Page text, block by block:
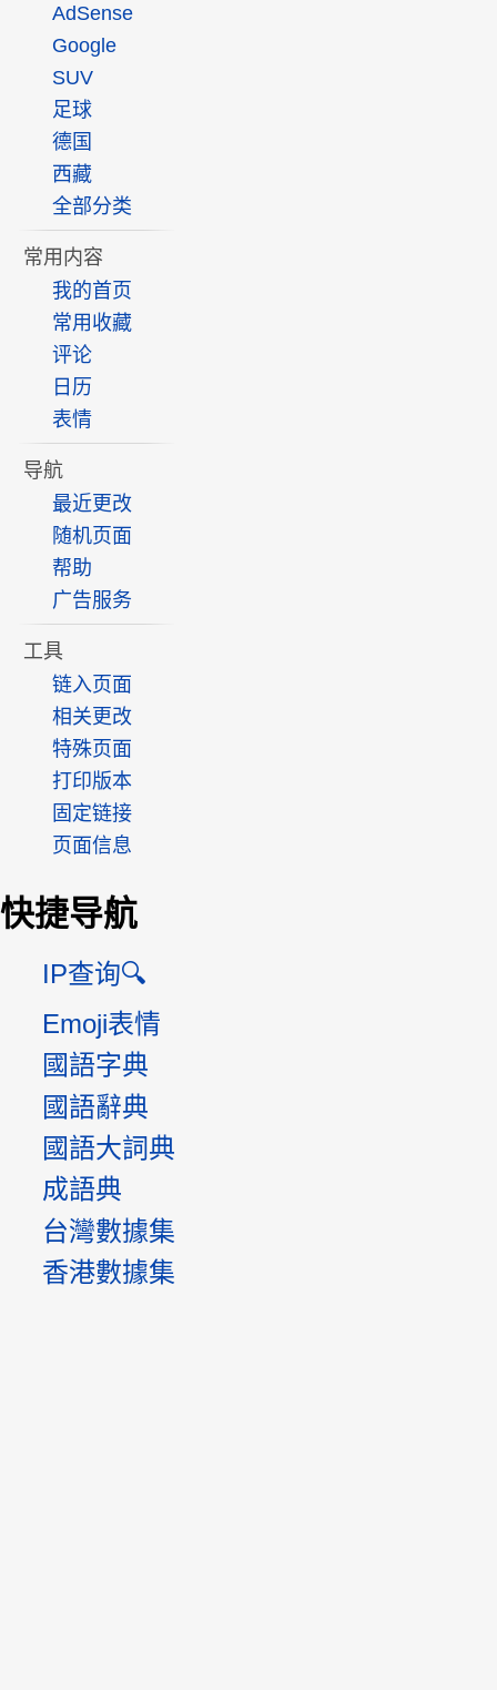
AdSense
Google
SUV
足球
德国
西藏
全部分类
常用内容
我的首页
常用收藏
评论
日历
表情
导航
最近更改
随机页面
帮助
广告服务
工具
链入页面
相关更改
特殊页面
打印版本
固定链接
页面信息
快捷导航
IP查询🔍
Emoji表情
國語字典
國語辭典
國語大詞典
成語典
台灣數據集
香港數據集